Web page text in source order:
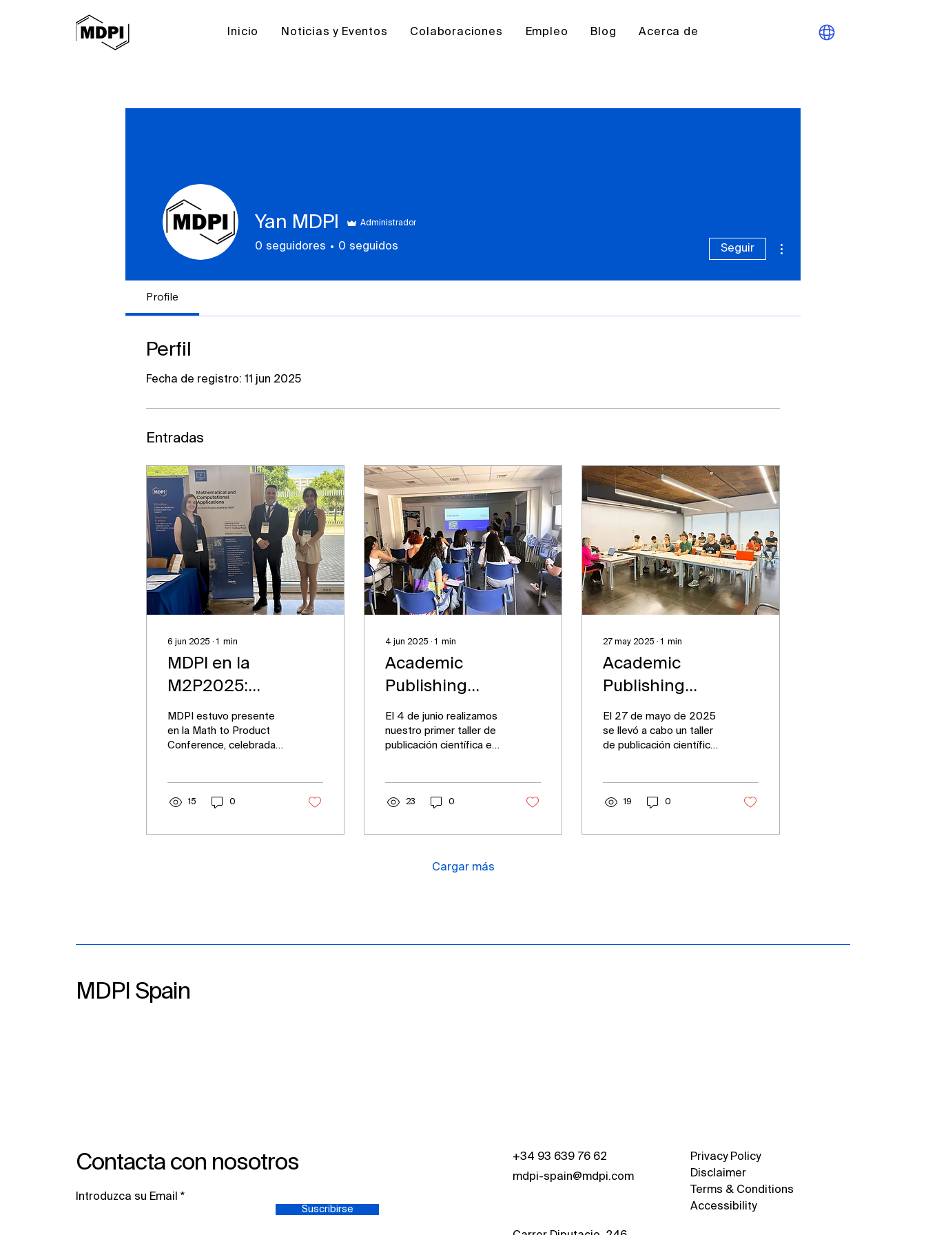
Inicio Noticias y Eventos Colaboraciones Empleo Blog Acerca de
Yan MDPI Administrador
0 seguidores 0 seguidos Seguir
Profile
Perfil
Fecha de registro: 11 jun 2025
Entradas
6 jun 2025 ∙1 min
MDPI en la
M2P2025:
Innovación y
conexiones en
Valencia
MDPI estuvo presente
en la Math to Product
Conference, celebrada
con un stand...
15 0
4 jun 2025 ∙1 min
Academic
Publishing
Workshop en el
CAP Bages
El 4 de junio realizamos
nuestro primer taller de
publicación científica en
23 0
27 may 2025 ∙1 min
Academic
Publishing
Workshop en la
ETSE-UV
El 27 de mayo de 2025
se llevó a cabo un taller
de publicación científica
19 0
Cargar más
MDPI Spain
Contacta con nosotros
Introduzca su Email
Suscribirse
+34 93 639 76 62
mdpi-spain@mdpi.com
Privacy Policy
Disclaimer
Terms & Conditions
Accessibility